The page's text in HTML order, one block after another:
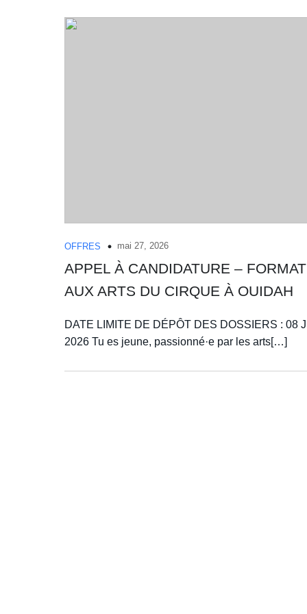
OFFRES mai 27, 2026
APPEL À CANDIDATURE –
AUX ARTS DU CIRQUE À OUIDAH
DATE LIMITE DE DÉPÔT DES DOSSIERS : 08
2026 Tu es jeune, passionné·e par les arts[…]